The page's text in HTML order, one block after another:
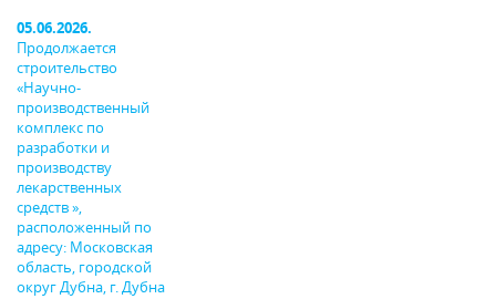
05.06.2026.
Продолжается
строительство
«Научно-
производственный
комплекс по
разработки и
производству
лекарственных
средств »,
расположенный по
адресу: Московская
область, городской
округ Дубна, г. Дубна